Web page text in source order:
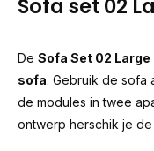
Sofa set 02
De Sofa Set 02 Large
sofa. Gebruik de sofa
de modules in twee
ontwerp herschik je